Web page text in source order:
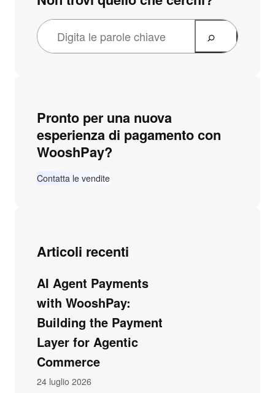
Pronto per una nuova
esperienza di pagamento con
WooshPay?
Contatta le vendite
Articoli recenti
AI Agent Payments
with WooshPay:
Building the Payment
Layer for Agentic
Commerce
24 luglio 2026